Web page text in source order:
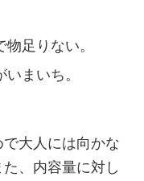
足りない。
まいち。
大人には向かな
、内容量に対し